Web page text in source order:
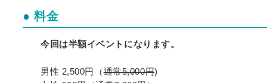
料金
今回は半額イベントになります。
男性 2,500円（通常5,000円)